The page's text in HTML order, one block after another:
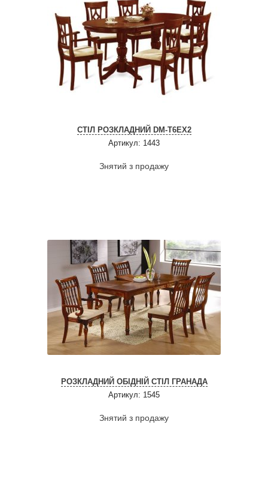
СТІЛ РОЗКЛАДНИЙ DM-T6EX2
Артикул: 1443
Знятий з продажу
РОЗКЛАДНИЙ ОБІДНІЙ СТІЛ ГРАНАДА
Артикул: 1545
Знятий з продажу